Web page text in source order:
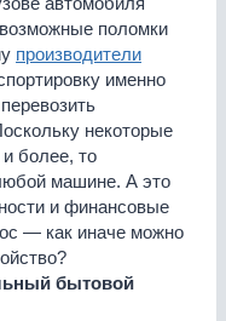
поломки
производители
именно
некоторые
более, то
машине. А это
и финансовые
— как иначе можно
бытовой